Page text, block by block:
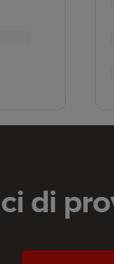
di